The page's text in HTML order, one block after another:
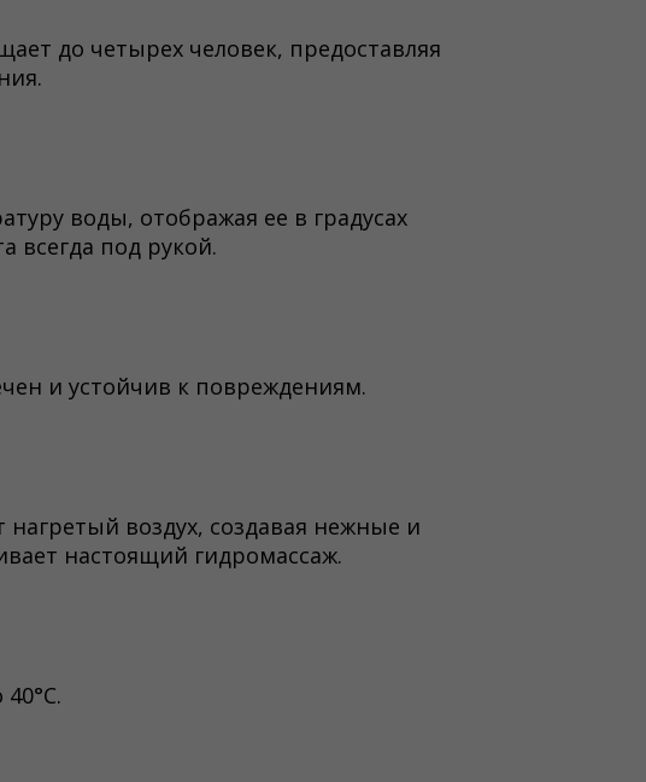
до четырех человек, предоставляя
воды, отображая ее в градусах
всегда под рукой.
и устойчив к повреждениям.
воздух, создавая нежные и
настоящий гидромассаж.